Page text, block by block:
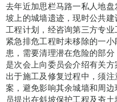
去年近加思栏马路一私人地
坡上的城墙遗迹，现时公共
工程计划，经咨询第三方专
紧急排危工程时未移除的一
患，需要清理潜在危险的部
是次会上向委员会介绍有关
出于施工及修复过程中，须
案，避免影响其余城墙和周
员提出在斜坡保护工程及夯